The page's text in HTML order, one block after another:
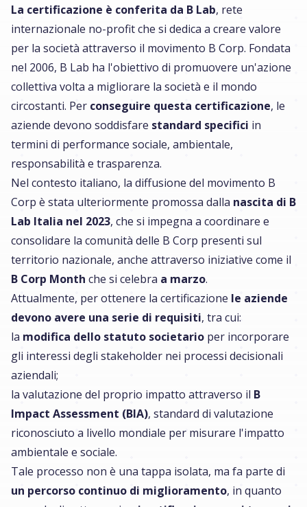
La certificazione è conferita da B Lab, rete
internazionale no-profit che si dedica a creare valore
per la società attraverso il movimento B Corp. Fondata
nel 2006, B Lab ha l'obiettivo di promuovere un'azione
collettiva volta a migliorare la società e il mondo
circostanti. Per conseguire questa certificazione, le
aziende devono soddisfare standard specifici in
termini di performance sociale, ambientale,
responsabilità e trasparenza.
Nel contesto italiano, la diffusione del movimento B
Corp è stata ulteriormente promossa dalla nascita di B
Lab Italia nel 2023, che si impegna a coordinare e
consolidare la comunità delle B Corp presenti sul
territorio nazionale, anche attraverso iniziative come il
B Corp Month che si celebra a marzo.
Attualmente, per ottenere la certificazione le aziende
devono avere una serie di requisiti, tra cui:
la modifica dello statuto societario per incorporare
gli interessi degli stakeholder nei processi decisionali
aziendali;
la valutazione del proprio impatto attraverso il B
Impact Assessment (BIA), standard di valutazione
riconosciuto a livello mondiale per misurare l'impatto
ambientale e sociale.
Tale processo non è una tappa isolata, ma fa parte di
un percorso continuo di miglioramento, in quanto